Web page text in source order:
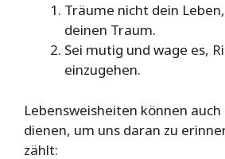
Träume nicht dein
deinen Traum.
Sei mutig und wage es,
einzugehen.
Lebensweisheiten können
dienen, um uns daran zu
zählt: